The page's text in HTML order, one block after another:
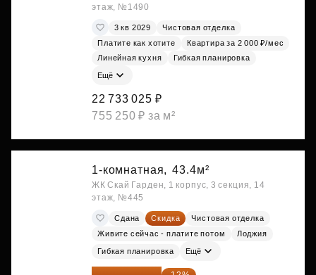
этаж, №1490
3 кв 2029
Чистовая отделка
Платите как хотите
Квартира за 2 000 ₽/мес
Линейная кухня
Гибкая планировка
Ещё
22 733 025 ₽
755 250 ₽ за м²
1-комнатная, 43.4м²
ЖК Скай Гарден, 1 корпус, 3 секция, 14
этаж, №445
Сдана Скидка
Чистовая отделка
Живите сейчас - платите потом
Лоджия
Гибкая планировка Ещё